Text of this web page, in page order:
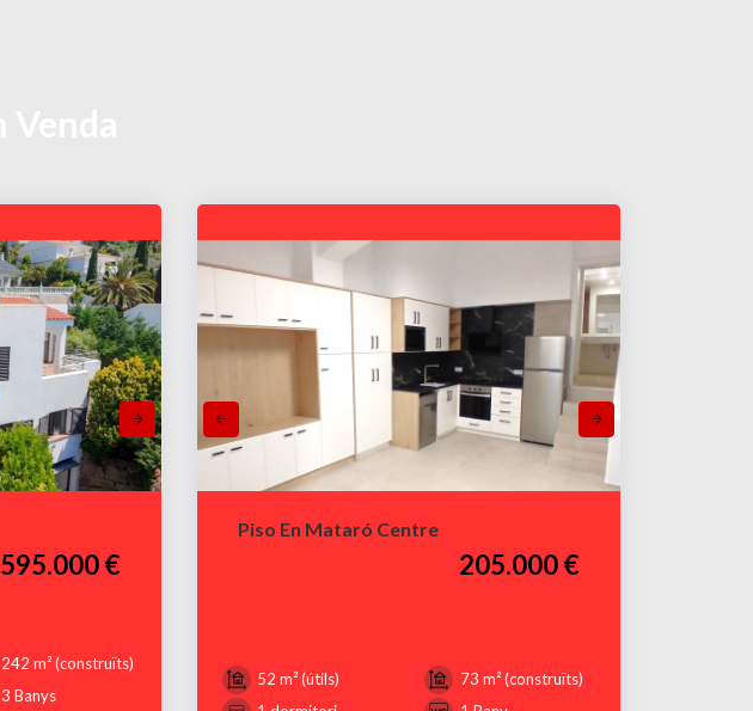
595.000 €
242 m² (construïts)
3 Banys
Piso En Mataró Centre
205.000 €
52 m² (útils)
73 m² (construïts)